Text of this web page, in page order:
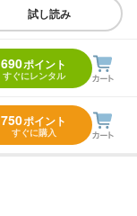
試し読み
690ポイント
すぐにレンタル
750ポイント
すぐに購入